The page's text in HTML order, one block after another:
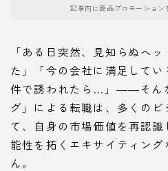
記事内に商品プロモーショ
「ある日突然、見知らぬヘ
た」「今の会社に満足して
件で誘われたら…」――そん
グ」による転職は、多くのビ
て、自身の市場価値を再認
能性を拓くエキサイティン
ん。